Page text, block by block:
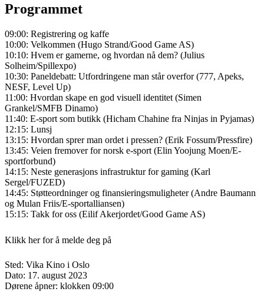
Programmet
09:00: Registrering og kaffe
10:00: Velkommen (Hugo Strand/Good Game AS)
10:10: Hvem er gamerne, og hvordan nå dem? (Julius
Solheim/Spillexpo)
10:30: Paneldebatt: Utfordringene man står overfor (777, Apeks,
NESF, Level Up)
11:00: Hvordan skape en god visuell identitet (Simen
Grankel/SMFB Dinamo)
11:40: E-sport som butikk (Hicham Chahine fra Ninjas in Pyjamas)
12:15: Lunsj
13:15: Hvordan sprer man ordet i pressen? (Erik Fossum/Pressfire)
13:45: Veien fremover for norsk e-sport (Elin Yoojung Moen/E-
sportforbund)
14:15: Neste generasjons infrastruktur for gaming (Karl
Sergel/FUZED)
14:45: Støtteordninger og finansieringsmuligheter (Andre Baumann
og Mulan Friis/E-sportalliansen)
15:15: Takk for oss (Eilif Akerjordet/Good Game AS)
Klikk her for å melde deg på
Sted: Vika Kino i Oslo
Dato: 17. august 2023
Dørene åpner: klokken 09:00